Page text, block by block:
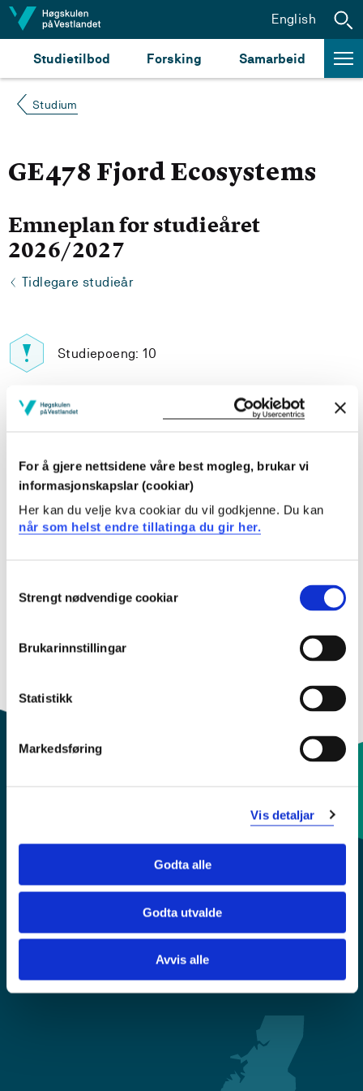
For å gjere nettsidene våre best mogleg, brukar vi
informasjonskapslar (cookiar)
Her kan du velje kva cookiar du vil godkjenne. Du kan
når som helst endre tillatinga du gir her.
Selection
Strengt nødvendige cookiar
Brukarinnstillingar
Statistikk
Markedsføring
Vis detaljar
Godta alle
Godta utvalde
Avvis alle
Hopp til innhald
Studietilbod Forsking Samarbeid
English
Studium
GE478 Fjord Ecosystems
Emneplan for studieåret
2026/2027
Tidlegare studieår
Studiepoeng: 10
Pensum-/litteraturliste
Inngår i:
Innhald og oppbygging
Dette emnet er berre skildra på engelsk. Klikk på
"English" øvst til høgre for å få fram skildringa.
Sentralbord: 55 58 58 00
Personvern